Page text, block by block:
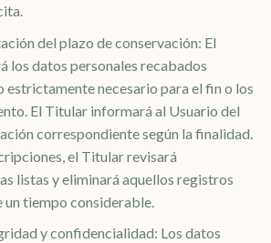
del plazo de conservación: El
los datos personales recabados
estrictamente necesario para el fin o los
El Titular informará al Usuario del
correspondiente según la finalidad.
el Titular revisará
listas y eliminará aquellos registros
tiempo considerable.
y confidencialidad: Los datos